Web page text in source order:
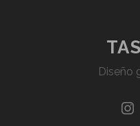
Diseño